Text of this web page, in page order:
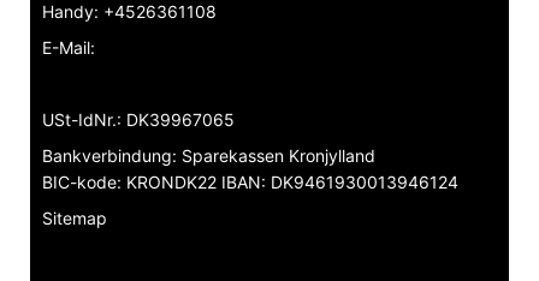
Handy: +4526361108
E-Mail:
USt-IdNr.: DK39967065
Bankverbindung: Sparekassen Kronjylland
BIC-kode: KRONDK22 IBAN: DK9461930013946124
Sitemap